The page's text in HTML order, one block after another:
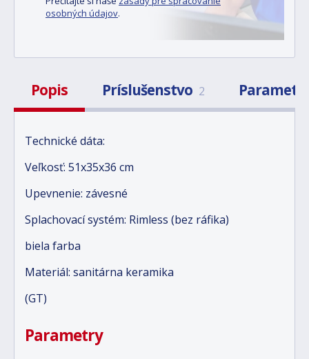
osobných údajov.
Popis Príslušenstvo 2
Technické dáta:
Veľkosť: 51x35x36 cm
Upevnenie: závesné
Splachovací systém: Rimless (bez ráfika)
biela farba
Materiál: sanitárna keramika
(GT)
Parametry